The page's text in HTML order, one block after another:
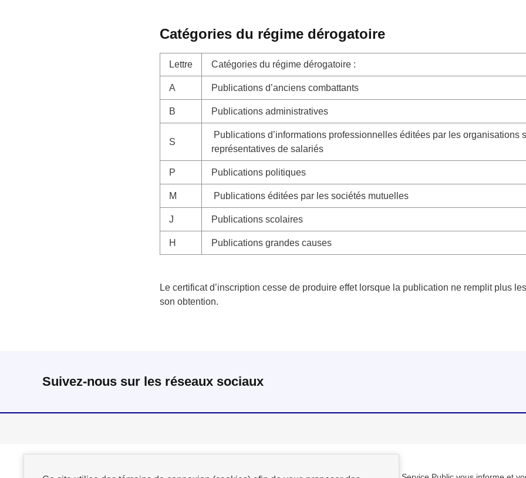
Catégories du régime dérogatoire
Lettre Catégories du régime dérogatoire :
A Publications d’anciens combattants
B Publications administratives
S
Publications d’informations professionnelles éditées par les organisations
représentatives de salariés
P Publications politiques
M Publications éditées par les sociétés mutuelles
J Publications scolaires
H Publications grandes causes
Le certificat d’inscription cesse de produire effet lorsque la publication ne remplit plus
son obtention.
Suivez-nous sur les réseaux sociaux